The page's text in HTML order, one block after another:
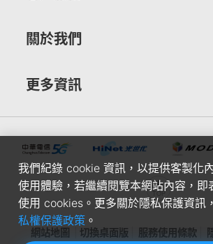
關於我們
更多資訊
網站地圖 切換桌面版 服務使用條款
我們紀錄 cookie 資訊，以提供客製化
使用體驗，若繼續閱覽本網站內容，即
使用 cookies。更多關於隱私保護資訊
私權保護政策。